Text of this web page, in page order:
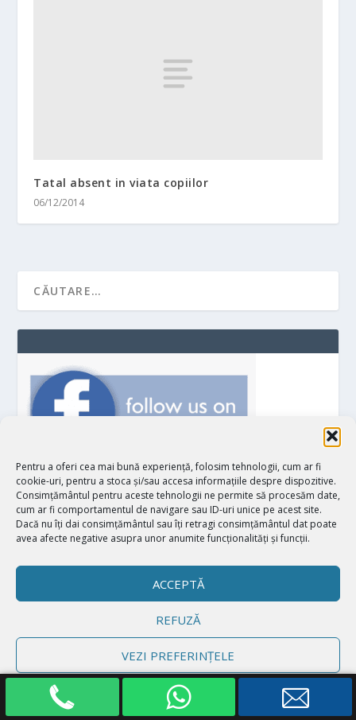
Pentru a oferi cea mai bună experiență, folosim tehnologii, cum ar fi
cookie-uri, pentru a stoca și/sau accesa informațiile despre dispozitive.
Consimțământul pentru aceste tehnologii ne permite să procesăm date,
cum ar fi comportamentul de navigare sau ID-uri unice pe acest site.
Dacă nu îți dai consimțământul sau îți retragi consimțământul dat poate
avea afecte negative asupra unor anumite funcționalități și funcții.
ACCEPTĂ
REFUZĂ
VEZI PREFERINȚELE
Politică cookie-uri Declarație de confidențialitate Impressum
Tatal absent in viata copiilor
06/12/2014
MAI MULTE DESPRE NOI:
CONTACT
Despre Academia de Mediere
FAQ – Q&A – Întrebări și răspunsuri divorț online
Mediator Petru Mustățeanu